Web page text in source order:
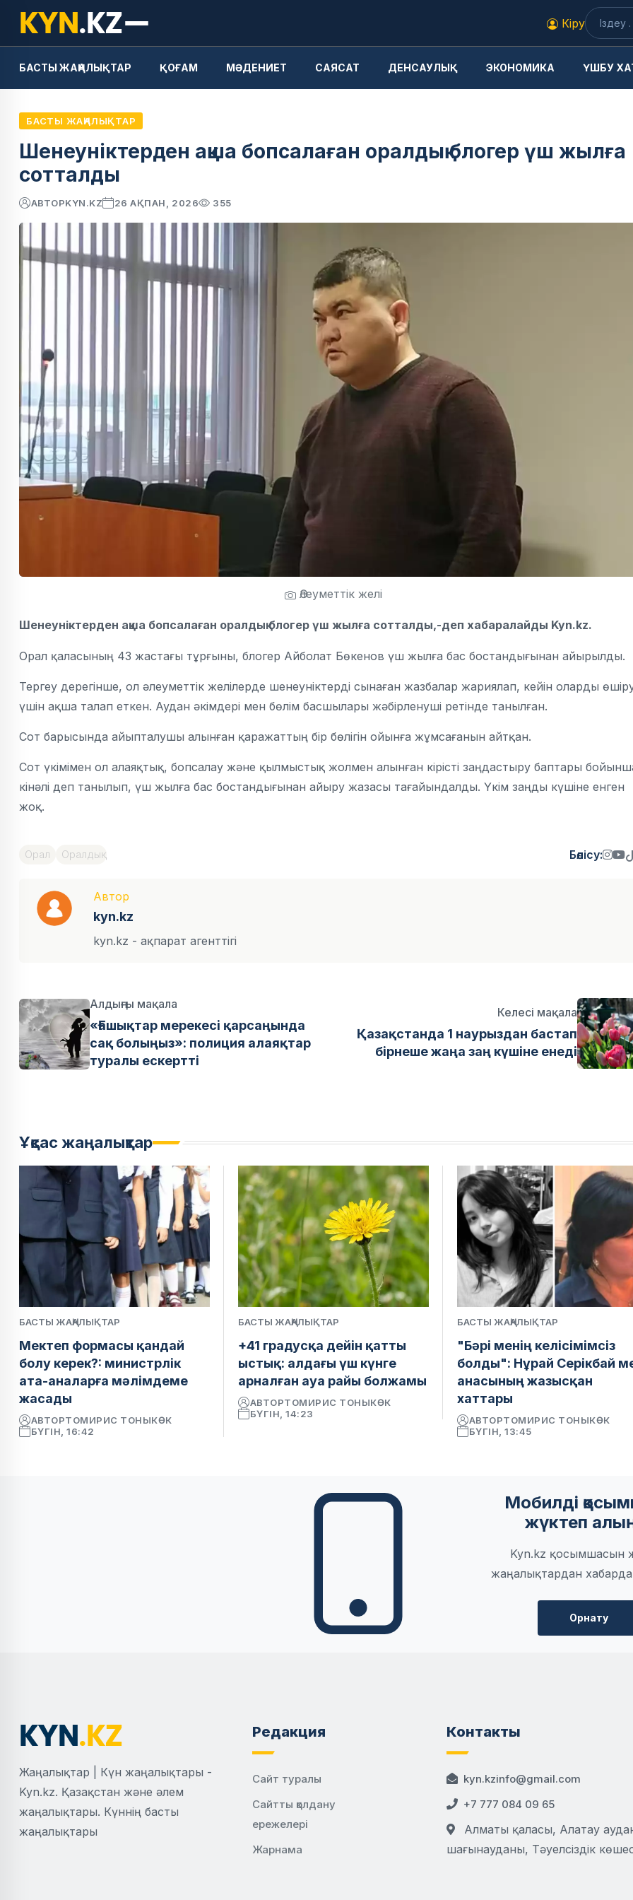
Кіру
БАСТЫ ЖАҢАЛЫҚТАР ҚОҒАМ МӘДЕНИЕТ САЯСАТ ДЕНСАУЛЫҚ ЭКОНОМИКА ҮШБУ
БАСТЫ ЖАҢАЛЫҚТАР
Шенеуніктерден ақша бопсалаған оралдық блогер үш жылға
сотталды
АВТОРKYN.KZ 26 АҚПАН, 2026 355
Әлеуметтік желі
Шенеуніктерден ақша бопсалаған оралдық блогер үш жылға сотталды,-деп хабаралайды Kyn.kz.
Орал қаласының 43 жастағы тұрғыны, блогер Айболат Бөкенов үш жылға бас бостандығынан айырылды.
Тергеу дерегінше, ол әлеуметтік желілерде шенеуніктерді сынаған жазбалар жариялап, кейін оларды
үшін ақша талап еткен. Аудан әкімдері мен бөлім басшылары жәбірленуші ретінде танылған.
Сот барысында айыпталушы алынған қаражаттың бір бөлігін ойынға жұмсағанын айтқан.
Сот үкімімен ол алаяқтық, бопсалау және қылмыстық жолмен алынған кірісті заңдастыру баптары
кінәлі деп танылып, үш жылға бас бостандығынан айыру жазасы тағайындалды. Үкім заңды күшіне енген
жоқ.
Орал Оралдық Бөлісу:
Автор
kyn.kz
kyn.kz - ақпарат агенттігі
Алдыңғы мақала
«Ғашықтар мерекесі қарсаңында
сақ болыңыз»: полиция алаяқтар
туралы ескертті
Келесі мақала
Қазақстанда 1 наурыздан бастап
бірнеше жаңа заң күшіне енеді
Ұқсас жаңалықтар
БАСТЫ ЖАҢАЛЫҚТАР
Мектеп формасы қандай
болу керек?: министрлік
ата-аналарға мәлімдеме
жасады
АВТОРТОМИРИС ТОНЫКӨК
БҮГІН, 16:42
БАСТЫ ЖАҢАЛЫҚТАР
+41 градусқа дейін қатты
ыстық: алдағы үш күнге
арналған ауа райы болжамы
АВТОРТОМИРИС ТОНЫКӨК
БҮГІН, 14:23
БАСТЫ ЖАҢАЛЫҚТАР
"Бәрі менің келісімімсіз
болды": Нұрай Серікбай
анасының жазысқан
хаттары
АВТОРТОМИРИС ТОНЫКӨК
БҮГІН, 13:45
Мобилді
жүктеп
Kyn.kz қосымшасын
жаңалықтардан
Орнату
Жаңалықтар | Күн жаңалықтары -
Kyn.kz. Қазақстан және әлем
жаңалықтары. Күннің басты
жаңалықтары
Редакция
Сайт туралы
Сайтты қолдану
ережелері
Жарнама
Контакты
kyn.kzinfo@gmail.com
+7 777 084 09 65
Алматы қаласы, Алатау
шағынауданы, Тәуелсіздік